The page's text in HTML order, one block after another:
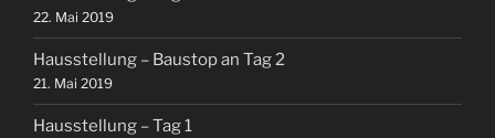
22. Mai 2019
Hausstellung – Baustop an Tag 2
21. Mai 2019
Hausstellung – Tag 1